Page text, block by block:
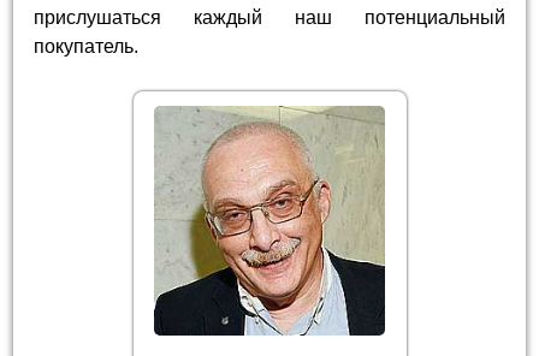
прислушаться каждый наш потенциальный
покупатель.